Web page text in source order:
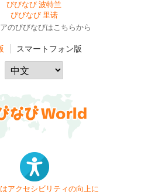
びびなび 波特兰
びびなび 里诺
のびびなびはこちらから
スマートフォン版
アクセシビリティの向上に